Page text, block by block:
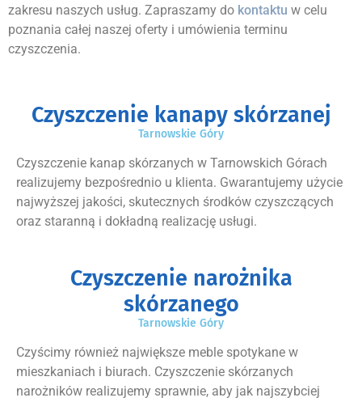
zakresu naszych usług. Zapraszamy do kontaktu w celu
poznania całej naszej oferty i umówienia terminu
czyszczenia.
Czyszczenie kanapy skórzanej
Tarnowskie Góry
Czyszczenie kanap skórzanych w Tarnowskich Górach
realizujemy bezpośrednio u klienta. Gwarantujemy użycie
najwyższej jakości, skutecznych środków czyszczących
oraz staranną i dokładną realizację usługi.
Czyszczenie narożnika
skórzanego
Tarnowskie Góry
Czyścimy również największe meble spotykane w
mieszkaniach i biurach. Czyszczenie skórzanych
narożników realizujemy sprawnie, aby jak najszybciej